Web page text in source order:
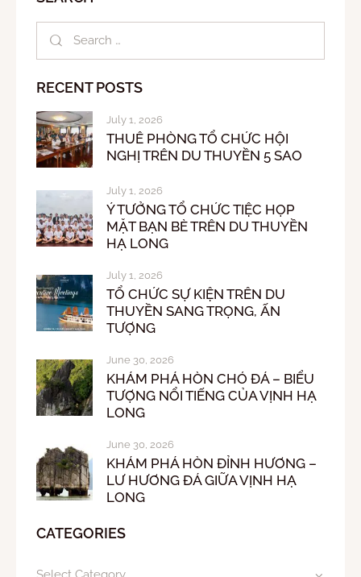
RECENT POSTS
July 1, 2026
THUÊ PHÒNG TỔ CHỨC HỘI
NGHỊ TRÊN DU THUYỀN 5 SAO
July 1, 2026
Ý TƯỞNG TỔ CHỨC TIỆC HỌP
MẶT BẠN BÈ TRÊN DU THUYỀN
HẠ LONG
July 1, 2026
TỔ CHỨC SỰ KIỆN TRÊN DU
THUYỀN SANG TRỌNG, ẤN
TƯỢNG
June 30, 2026
KHÁM PHÁ HÒN CHÓ ĐÁ – BIỂU
TƯỢNG NỔI TIẾNG CỦA VỊNH HẠ
LONG
June 30, 2026
KHÁM PHÁ HÒN ĐỈNH HƯƠNG –
LƯ HƯƠNG ĐÁ GIỮA VỊNH HẠ
LONG
CATEGORIES